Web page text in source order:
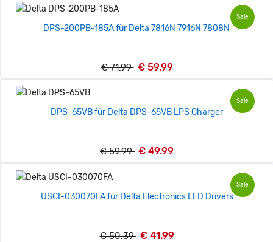
Sale
DPS-200PB-185A für Delta 7816N 7916N 7808N
€ 71.99 € 59.99
Sale
DPS-65VB für Delta DPS-65VB LPS Charger
€ 59.99 € 49.99
Sale
USCI-030070FA für Delta Electronics LED Drivers
€ 50.39 € 41.99